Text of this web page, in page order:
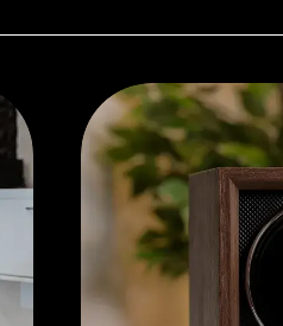
Kostenloses